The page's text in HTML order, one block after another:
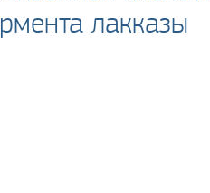
лакказы